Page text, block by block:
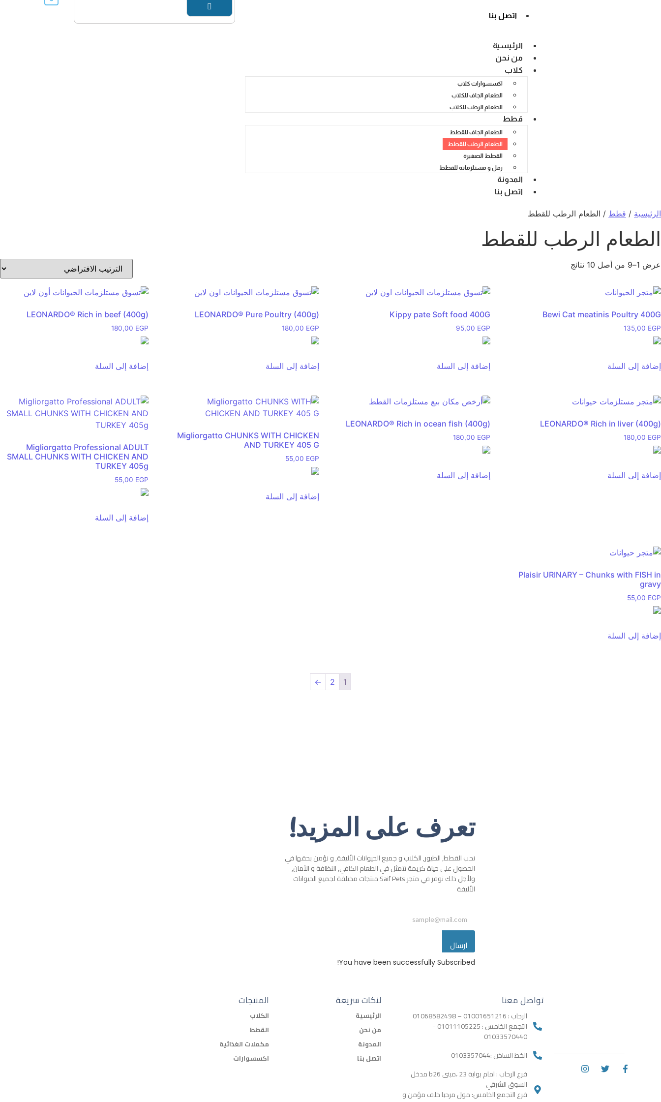
اتصل بنا
الرئيسية
من نحن
كلاب
اكسسوارات كلاب
الطعام الجاف للكلاب
الطعام الرطب للكلاب
قطط
الطعام الجاف للقطط
الطعام الرطب للقطط
القطط الصغيرة
رمل و مستلزماته للقطط
المدونة
اتصل بنا
الرئيسية / قطط / الطعام الرطب للقطط
الطعام الرطب للقطط
عرض 1–9 من أصل 10 نتائج
Bewi Cat meatinis Poultry 400G
135,00 EGP
إضافة إلى السلة
Kippy pate Soft food 400G
95,00 EGP
إضافة إلى السلة
LEONARDO® Pure Poultry (400g)
180,00 EGP
إضافة إلى السلة
LEONARDO® Rich in beef (400g)
180,00 EGP
إضافة إلى السلة
LEONARDO® Rich in liver (400g)
180,00 EGP
إضافة إلى السلة
LEONARDO® Rich in ocean fish (400g)
180,00 EGP
إضافة إلى السلة
Migliorgatto CHUNKS WITH CHICKEN
AND TURKEY 405 G
55,00 EGP
إضافة إلى السلة
Migliorgatto Professional ADULT
SMALL CHUNKS WITH CHICKEN AND
TURKEY 405g
55,00 EGP
إضافة إلى السلة
Plaisir URINARY – Chunks with FISH in
gravy
55,00 EGP
إضافة إلى السلة
1
2
←
تعرف على المزيد!
نحب القطط, الطيور, الكلاب و جميع الحيوانات الأليفة, و نؤمن بحقها في
الحصول على حياة كريمة تتمثل في الطعام الكافي, النظافة و الأمان,
ولأجل ذلك نوفر في متجر Saif Pets منتجات مختلفة لجميع الحيوانات
الأليفة
ارسال
You have been successfully Subscribed!
تواصل معنا
الرحاب : 01001651216 – 01068582498
التجمع الخامس : 01011105225 -
01033570440
الخط الساخن :0103357044
فرع الرحاب : امام بوابة 23 ،مبنى b26 مدخل
السوق الشرقي
فرع التجمع الخامس: مول مرحبا خلف مؤمن و
لنكات سريعة
الرئيسية
من نحن
المدونة
اتصل بنا
المنتجات
الكلاب
القطط
مكملات الغذائية
اكسسوارات